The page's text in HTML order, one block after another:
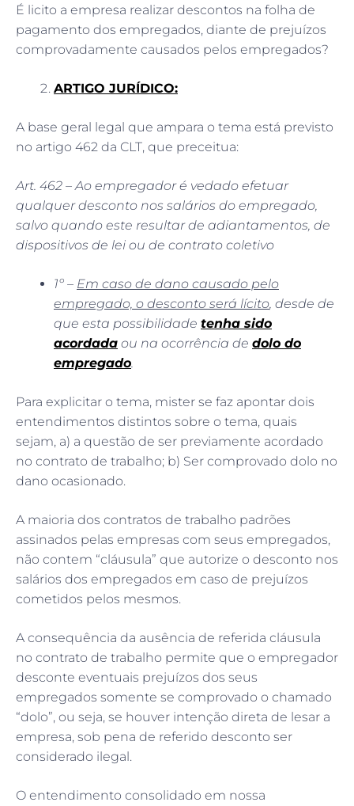
É licito a empresa realizar descontos na folha de
pagamento dos empregados, diante de prejuízos
comprovadamente causados pelos empregados?
ARTIGO JURÍDICO:
A base geral legal que ampara o tema está previsto
no artigo 462 da CLT, que preceitua:
Art. 462 – Ao empregador é vedado efetuar
qualquer desconto nos salários do empregado,
salvo quando este resultar de adiantamentos, de
dispositivos de lei ou de contrato coletivo
1º – Em caso de dano causado pelo
empregado, o desconto será lícito, desde de
que esta possibilidade tenha sido
acordada ou na ocorrência de dolo do
empregado.
Para explicitar o tema, mister se faz apontar dois
entendimentos distintos sobre o tema, quais
sejam, a) a questão de ser previamente acordado
no contrato de trabalho; b) Ser comprovado dolo no
dano ocasionado.
A maioria dos contratos de trabalho padrões
assinados pelas empresas com seus empregados,
não contem “cláusula” que autorize o desconto nos
salários dos empregados em caso de prejuízos
cometidos pelos mesmos.
A consequência da ausência de referida cláusula
no contrato de trabalho permite que o empregador
desconte eventuais prejuízos dos seus
empregados somente se comprovado o chamado
“dolo”, ou seja, se houver intenção direta de lesar a
empresa, sob pena de referido desconto ser
considerado ilegal.
O entendimento consolidado em nossa